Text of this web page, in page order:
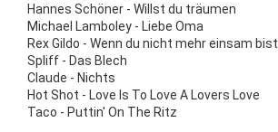
Hannes Schöner - Willst du träumen
Michael Lamboley - Liebe Oma
Rex Gildo - Wenn du nicht mehr einsam bist
Spliff - Das Blech
Claude - Nichts
Hot Shot - Love Is To Love A Lovers Love
Taco - Puttin' On The Ritz